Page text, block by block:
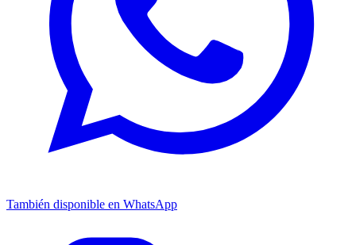
También disponible en WhatsApp